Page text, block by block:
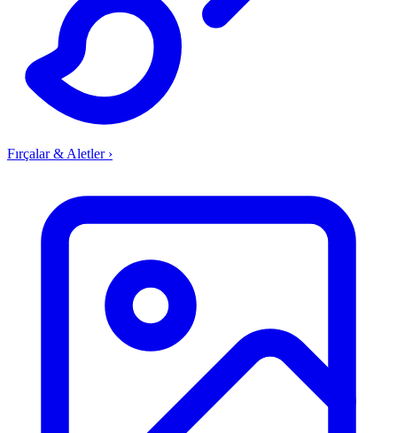
Fırçalar & Aletler ›